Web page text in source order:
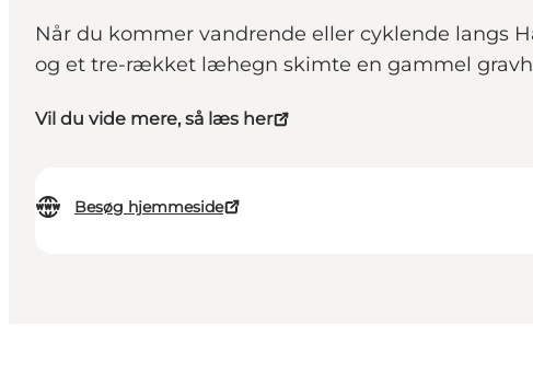
Når du kommer vandrende eller cyklende
og et tre-rækket læhegn skimte en gammel
Vil du vide mere, så læs her
Besøg hjemmeside